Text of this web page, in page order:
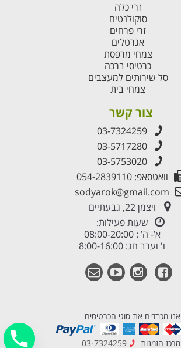
זרי כלה
סוקולנטים
זרי פרחים
אגרטלים
צמחי מרפסת
כרטיסי ברכה
סל שירותים למעצבים
צמחי בית
צור קשר
03-7324259
03-5717280
03-5753020
וואטסאפ: 054-2839110
sodyarok@gmail.com
ויצמן 22, גבעתיים
שעות פעילות:
א’- ה’ : 08:00-20:00
ו' וערב חג: 8:00-16:00
אנו מכבדים את סוגי הכרטיסים
מרכז הזמנות 03-7324259